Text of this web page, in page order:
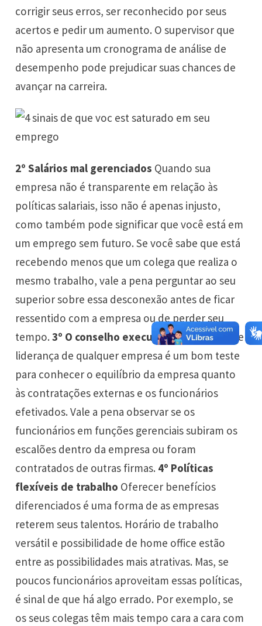
corrigir seus erros, ser reconhecido por seus
acertos e pedir um aumento. O supervisor que
não apresenta um cronograma de análise de
desempenho pode prejudicar suas chances de
avançar na carreira.
2º Salários mal gerenciados Quando sua
empresa não é transparente em relação às
políticas salariais, isso não é apenas injusto,
como também pode significar que você está em
um emprego sem futuro. Se você sabe que está
recebendo menos que um colega que realiza o
mesmo trabalho, vale a pena perguntar ao seu
superior sobre essa desconexão antes de ficar
ressentido com a empresa ou de perder seu
tempo.3º O conselho executivoO conselho de
liderança de qualquer empresa é um bom teste
para conhecer o equilíbrio da empresa quanto
às contratações externas e os funcionários
efetivados. Vale a pena observar se os
funcionários em funções gerenciais subiram os
escalões dentro da empresa ou foram
contratados de outras firmas. 4º Políticas
flexíveis de trabalho Oferecer benefícios
diferenciados é uma forma de as empresas
reterem seus talentos. Horário de trabalho
versátil e possibilidade de home office estão
entre as possibilidades mais atrativas. Mas, se
poucos funcionários aproveitam essas políticas,
é sinal de que há algo errado. Por exemplo, se
os seus colegas têm mais tempo cara a cara com